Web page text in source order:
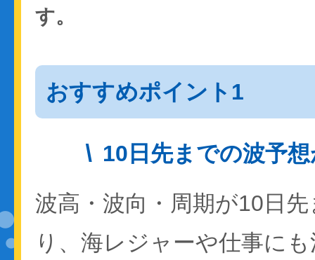
す。
おすすめポイント1
10日先までの波予
波高・波向・周期が10日
り、海レジャーや仕事に